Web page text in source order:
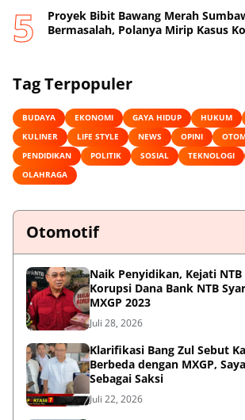
Proyek Bibit Bawang Merah
Bermasalah, Polanya Mirip Kasus
Tag Terpopuler
BUDAYA EKONOMI GAYA HIDUP HUKUM
KULINER
LIFE STYLE NEWS OPINI
PENDIDIKAN
POLITIK SOSIAL TEKNOLOGI
OLAHRAGA
Otomotif
Naik Penyidikan, Kejati
Korupsi Dana Bank NTB
MXGP 2023
Juli 28, 2026
Klarifikasi Bang Zul Sebut
Berbeda dengan MXGP,
Sebagai Saksi
Juli 22, 2026